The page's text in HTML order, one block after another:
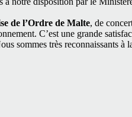
de l’Ordre de Malte, de
C’est une grande
sommes très reconnaissants à